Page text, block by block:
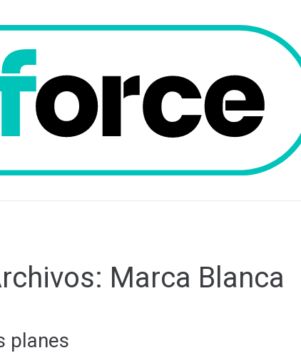
Marca Blanca
planes